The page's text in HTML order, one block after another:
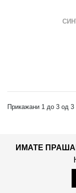
Прикажани 1 до 3 од 3
ИМАТЕ